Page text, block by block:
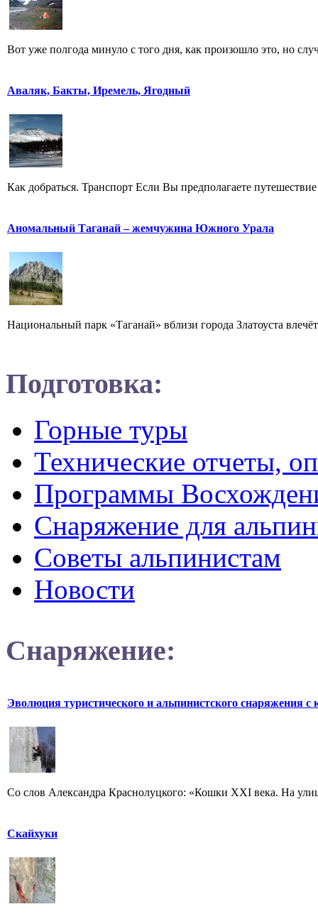
Вот уже полгода минуло с того дня, как произошло это, но
Аваляк, Бакты, Иремель, Ягодный
Как добраться. Транспорт Если Вы предполагаете
Аномальный Таганай – жемчужина Южного Урала
Национальный парк «Таганай» вблизи города Златоуста
Подготовка:
Горные туры
Технические отчеты,
Программы
Снаряжение для
Советы альпинистам
Новости
Снаряжение:
Эволюция туристического и альпинистского снаряжения с
Со слов Александра Краснолуцкого: «Кошки XXI века. На
Cкайхуки